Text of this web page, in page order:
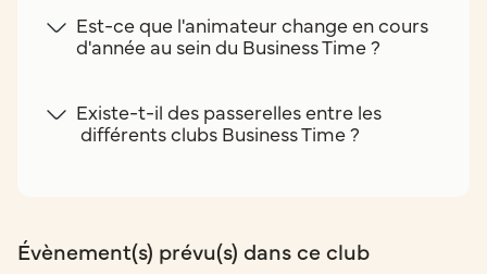
Est-ce que l'animateur change en cours
d'année au sein du Business Time ?
Existe-t-il des passerelles entre les
différents clubs Business Time ?
Évènement(s) prévu(s) dans ce club